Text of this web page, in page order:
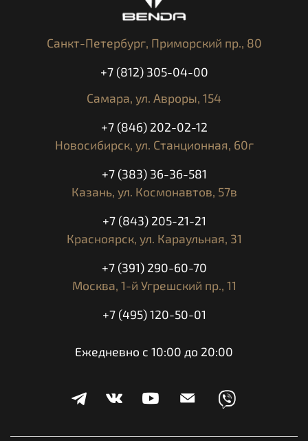
Санкт-Петербург, Приморский пр., 80
+7 (812) 305-04-00
Самара, ул. Авроры, 154
+7 (846) 202-02-12
Новосибирск, ул. Станционная, 60г
+7 (383) 36-36-581
Казань, ул. Космонавтов, 57в
+7 (843) 205-21-21
Красноярск, ул. Караульная, 31
+7 (391) 290-60-70
Москва, 1-й Угрешский пр., 11
+7 (495) 120-50-01
Ежедневно с 10:00 до 20:00